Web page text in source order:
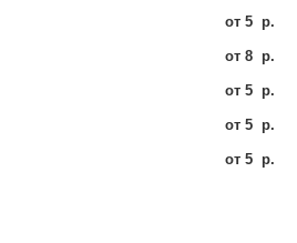
от 5 р.
от 8 р.
от 5 р.
от 5 р.
от 5 р.